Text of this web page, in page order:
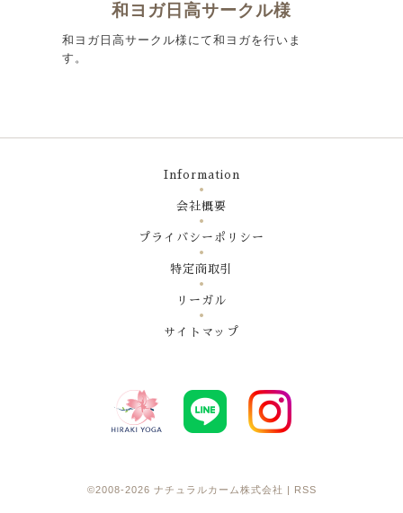
和ヨガ日高サークル様
和ヨガ日高サークル様にて和ヨガを行いま
す。
Information
会社概要
プライバシーポリシー
特定商取引
リーガル
サイトマップ
©2008-2026 ナチュラルカーム株式会社 RSS